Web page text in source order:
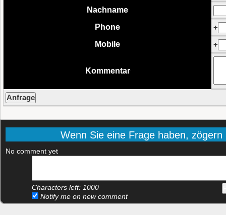
Nachname
Phone
+
Mobile
+
Kommentar
Wenn Sie eine Frage haben,
No comment yet
Characters left: 1000
Notify me on new comment